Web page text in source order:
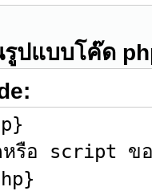
รูปแบบโค๊ด
หรือ script ขอ